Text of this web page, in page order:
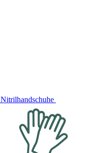
Nitrilhandschuhe